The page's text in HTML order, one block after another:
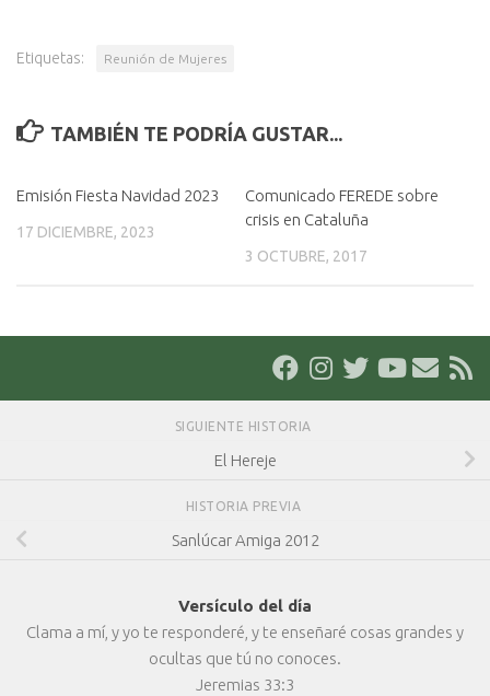
Etiquetas: Reunión de Mujeres
TAMBIÉN TE PODRÍA GUSTAR...
Emisión Fiesta Navidad 2023
17 DICIEMBRE, 2023
Comunicado FEREDE sobre
crisis en Cataluña
3 OCTUBRE, 2017
SIGUIENTE HISTORIA
El Hereje
HISTORIA PREVIA
Sanlúcar Amiga 2012
Versículo del día
Clama a mí, y yo te responderé, y te enseñaré cosas grandes y
ocultas que tú no conoces.
Jeremias 33:3